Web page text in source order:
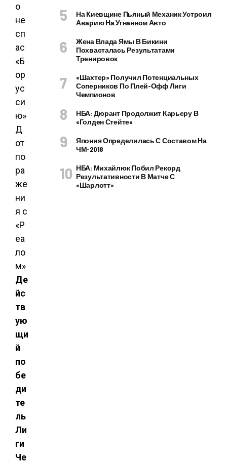
Де
йс
тв
ую
щи
й
по
бе
ди
те
ль
Ли
ги
Че
На Киевщине Пьяный Механик Устроил
Аварию На Угнанном Авто
Жена Влада Ямы В Бикини
Похвасталась Результатами
Тренировок
«Шахтер» Получил Потенциальных
Соперников По Плей-Офф Лиги
Чемпионов
НБА: Дюрант Продолжит Карьеру В
«Голден Стейте»
Япония Определилась С Составом На
ЧМ-2018
НБА: Михайлюк Побил Рекорд
Результативности В Матче С
«Шарлотт»